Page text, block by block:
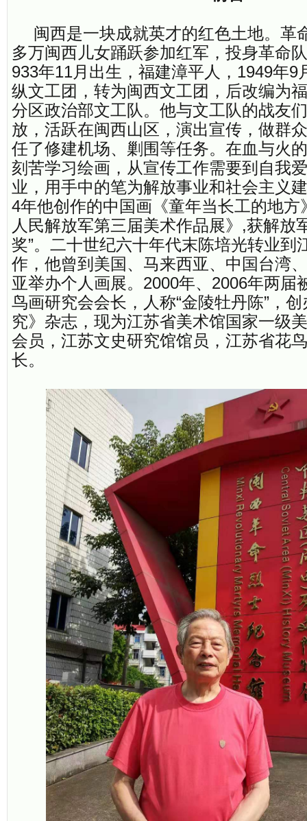
闽西是一块成就英才的红色土地。革
多万闽西儿女踊跃参加红军，投身革命
933年11月出生，福建漳平人，1949年9
纵文工团，转为闽西文工团，后改编为
分区政治部文工队。他与文工队的战友
放，活跃在闽西山区，演出宣传，做群
任了修建机场、剿围等任务。在血与火
刻苦学习绘画，从宣传工作需要到自我
业，用手中的笔为解放事业和社会主义
4年他创作的中国画《童年当长工的地方
人民解放军第三届美术作品展》,获解放
奖”。二十世纪六十年代末陈培光转业到
作，他曾到美国、马来西亚、中国台湾
亚举办个人画展。2000年、2006年两届
鸟画研究会会长，人称“金陵牡丹陈”，
究》杂志，现为江苏省美术馆国家一级
会员，江苏文史研究馆馆员，江苏省花
长。